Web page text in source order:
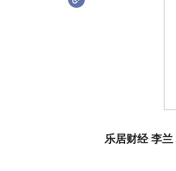
乐居财经 李兰